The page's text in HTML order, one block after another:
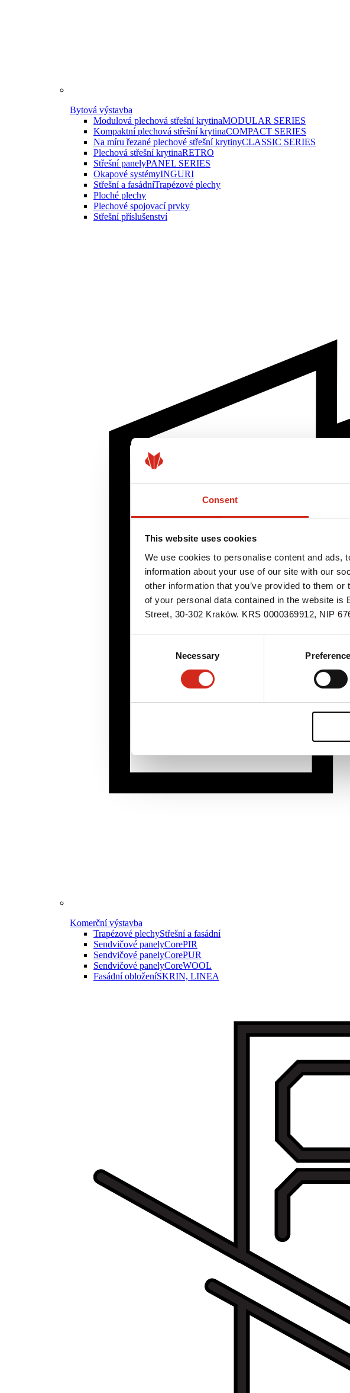
Consent
This website uses cookies
We use cookies to personalise content and ads,
information about your use of our site with our
other information that you’ve provided to them
of your personal data contained in the website is
Street, 30-302 Kraków. KRS 0000369912, NIP
Necessary
Bytová výstavba
Modulová plechová střešní krytinaMODULAR SERIES
Kompaktní plechová střešní krytinaCOMPACT SERIES
Na míru řezané plechové střešní krytinyCLASSIC SERIES
Plechová střešní krytinaRETRO
Střešní panelyPANEL SERIES
Okapové systémyINGURI
Střešní a fasádníTrapézové plechy
Ploché plechy
Plechové spojovací prvky
Střešní příslušenství
Komerční výstavba
Trapézové plechyStřešní a fasádní
Sendvičové panelyCorePIR
Sendvičové panelyCorePUR
Sendvičové panelyCoreWOOL
Fasádní obloženíSKRIN, LINEA